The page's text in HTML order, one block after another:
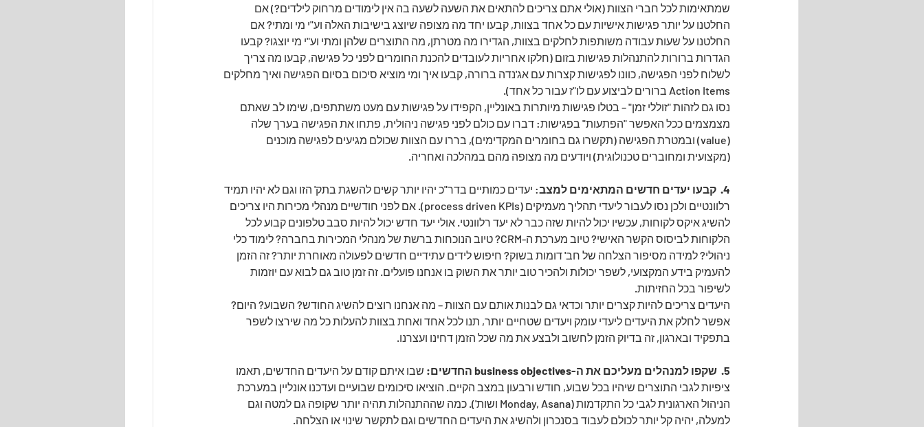
שמתאימות לכל חברי הצוות (אולי אתם צריכים להתאים את השעה לשעה בה אין לימודים מרחוק לילדים?) אם
החלטנו על יותר פגישות אישיות עם כל אחד בצוות, קבעו יחד מה מצופה שיוצג בישיבות האלה וע"י מי ומתי? אם
החלטנו על שעות עבודה משותפות לחלקים בצוות, הגדירו מה מטרתן, מה התוצרים שלהן ומתי וע"י מי יוצגו? קבעו
הגדרות ברורות להתנהלות פגישות בזום (חלקו אחריות לעובדים להכנת החומרים לפני כל פגישה, קבעו מה צריך
לשלוח לפני הפגישה, כוונו לפגישות קצרות עם אג'נדה ברורה, קבעו איך ומי מוציא סיכום בסיום הפגישה ואיך מחלקים
Action Items ברורים לביצוע עם לו"ז עבור כל אחד).
נסו גם לזהות "זוללי זמן" – בטלו פגישות מיותרות באונליין, הקפידו על פגישות עם מעט משתתפים, שימו לב שאתם
מצמצמים ככל האפשר "הפתעות" בפגישות: דברו עם כולם לפני פגישה ניהולית, פתחו את הפגישה בערך שלה
(value) ובמטרת הפגישה (תקשרו גם בחומרים המקדימים), בררו עם הצוות שכולם מגיעים לפגישה מוכנים
(מקצועית ומחוברים טכנולוגית) ויודעים מה מצופה מהם במהלכה ואחריה.
4.  קבעו יעדים חדשים המתאימים למצב
: יעדים כמותיים בדר"כ יהיו יותר קשים להשגת בתק' הזו וגם לא יהיו תמיד
רלוונטיים ולכן נסו לעבור ליעדי תהליך מעמיקים (process driven KPIs). אם לפני חודשיים מנהלי מכירות היו צריכים
להשיג איקס לקוחות, עכשיו יכול להיות שזה כבר לא יעד רלוונטי. אולי יעד חדש יכול להיות סבב טלפונים קבוע לכל
הלקוחות לביסוס הקשר האישי? טיוב מערכת ה-CRM? טיוב הנוכחות ברשת של מנהלי המכירות בחברה? לימוד כלי
ניהולי? למידה מסיפור הצלחה של חב' דומות בשוק? חיפוש לידים עתידיים חדשים לפעולה מאוחרת יותר? זה הזמן
להעמיק בידע המקצועי, לשפר יכולות ולהכיר טוב יותר את השוק בו אנחנו פועלים. זה זמן טוב גם לבוא עם יוזמות
לשיפור בכל החזיתות.
היעדים צריכים להיות קצרים יותר וכדאי גם לבנות אותם עם הצוות – מה אנחנו רוצים להשיג החודש? השבוע? היום?
אפשר לחלק את היעדים ליעדי עומק ויעדים שטחיים יותר, תנו לכל אחד ואחת בצוות להעלות כל מה שירצו לשפר
בתפקיד ובארגון, זה בדיוק הזמן לחשוב ולבצע את מה שכל הזמן דחינו ועצרנו.
5.  שקפו למנהלים מעליכם את ה-business objectives החדשים:
שבו איתם קודם על היעדים החדשים, תאמו
ציפיות לגבי התוצרים שיהיו בכל שבוע, חודש ורבעון במצב הקיים. הוציאו סיכומים שבועיים ועדכנו אונליין במערכת
הניהול הארגונית לגבי כל התקדמות (Monday, Asana ושות'). כמה שההתנהלות תהיה יותר שקופה גם למטה וגם
למעלה, יהיה קל יותר לכולם לעבוד בסנכרון ולהשיג את היעדים החדשים וגם לתקשר שינוי או הצלחה.